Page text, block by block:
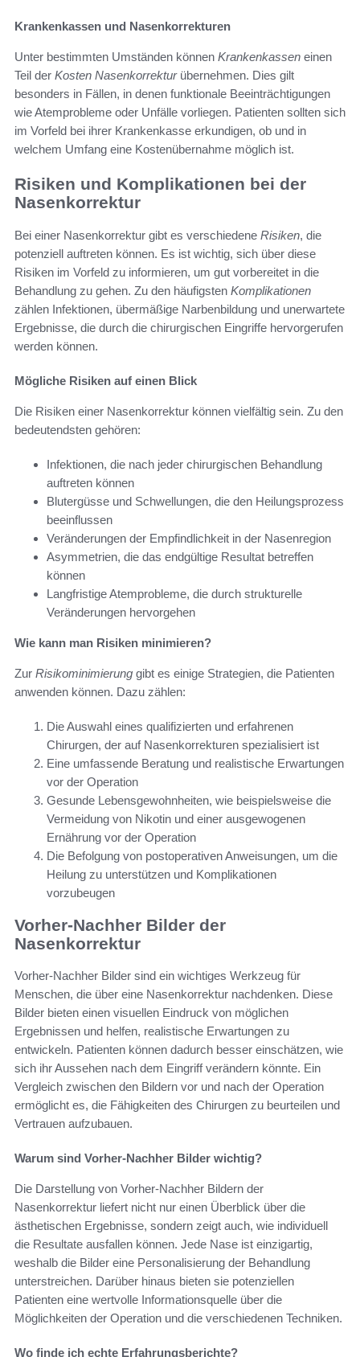
Krankenkassen und Nasenkorrekturen
Unter bestimmten Umständen können Krankenkassen einen
Teil der Kosten Nasenkorrekturübernehmen. Dies gilt
besonders in Fällen, in denen funktionale Beeinträchtigungen
wie Atemprobleme oder Unfälle vorliegen. Patienten sollten sich
im Vorfeld bei ihrer Krankenkasse erkundigen, ob und in
welchem Umfang eine Kostenübernahme möglich ist.
Risiken und Komplikationen bei der
Nasenkorrektur
Bei einer Nasenkorrektur gibt es verschiedene Risiken, die
potenziell auftreten können. Es ist wichtig, sich über diese
Risiken im Vorfeld zu informieren, um gut vorbereitet in die
Behandlung zu gehen. Zu den häufigsten Komplikationen
zählen Infektionen, übermäßige Narbenbildung und unerwartete
Ergebnisse, die durch die chirurgischen Eingriffe hervorgerufen
werden können.
Mögliche Risiken auf einen Blick
Die Risiken einer Nasenkorrektur können vielfältig sein. Zu den
bedeutendsten gehören:
Infektionen, die nach jeder chirurgischen Behandlung
auftreten können
Blutergüsse und Schwellungen, die den Heilungsprozess
beeinflussen
Veränderungen der Empfindlichkeit in der Nasenregion
Asymmetrien, die das endgültige Resultat betreffen
können
Langfristige Atemprobleme, die durch strukturelle
Veränderungen hervorgehen
Wie kann man Risiken minimieren?
Zur Risikominimierung gibt es einige Strategien, die Patienten
anwenden können. Dazu zählen:
Die Auswahl eines qualifizierten und erfahrenen
Chirurgen, der auf Nasenkorrekturen spezialisiert ist
Eine umfassende Beratung und realistische Erwartungen
vor der Operation
Gesunde Lebensgewohnheiten, wie beispielsweise die
Vermeidung von Nikotin und einer ausgewogenen
Ernährung vor der Operation
Die Befolgung von postoperativen Anweisungen, um die
Heilung zu unterstützen und Komplikationen
vorzubeugen
Vorher-Nachher Bilder der
Nasenkorrektur
Vorher-Nachher Bilder sind ein wichtiges Werkzeug für
Menschen, die über eine Nasenkorrektur nachdenken. Diese
Bilder bieten einen visuellen Eindruck von möglichen
Ergebnissen und helfen, realistische Erwartungen zu
entwickeln. Patienten können dadurch besser einschätzen, wie
sich ihr Aussehen nach dem Eingriff verändern könnte. Ein
Vergleich zwischen den Bildern vor und nach der Operation
ermöglicht es, die Fähigkeiten des Chirurgen zu beurteilen und
Vertrauen aufzubauen.
Warum sind Vorher-Nachher Bilder wichtig?
Die Darstellung von Vorher-Nachher Bildern der
Nasenkorrektur liefert nicht nur einen Überblick über die
ästhetischen Ergebnisse, sondern zeigt auch, wie individuell
die Resultate ausfallen können. Jede Nase ist einzigartig,
weshalb die Bilder eine Personalisierung der Behandlung
unterstreichen. Darüber hinaus bieten sie potenziellen
Patienten eine wertvolle Informationsquelle über die
Möglichkeiten der Operation und die verschiedenen Techniken.
Wo finde ich echte Erfahrungsberichte?